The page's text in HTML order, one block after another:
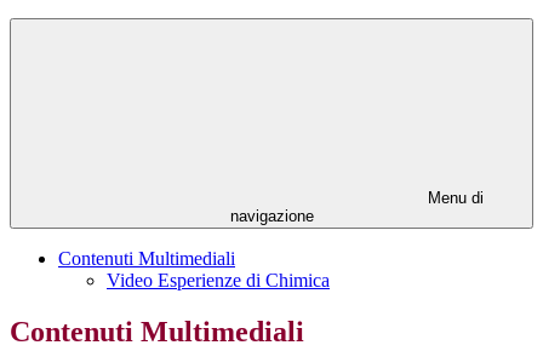
Menu di
navigazione
Contenuti Multimediali
Video Esperienze di Chimica
Contenuti Multimediali